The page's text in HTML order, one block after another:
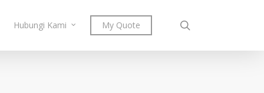
Hubungi Kami My Quote